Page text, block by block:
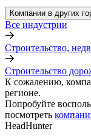
Компании в других
Все индустрии
Строительство,
Строительство
К сожалению,
регионе.
Попробуйте
посмотреть
HeadHunter